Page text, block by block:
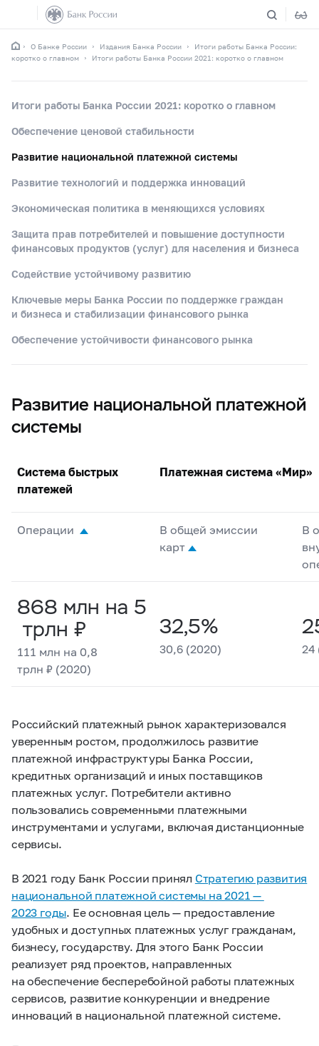
О Банке России Издания Банка России
Итоги работы Банка России:
коротко о главном
Итоги работы Банка России 2021: коротко о главном
Итоги работы Банка России 2021: коротко о главном
Обеспечение ценовой стабильности
Развитие национальной платежной системы
Развитие технологий и поддержка инноваций
Экономическая политика в меняющихся условиях
Защита прав потребителей и повышение доступности
финансовых продуктов (услуг) для населения и бизнеса
Содействие устойчивому развитию
Ключевые меры Банка России по поддержке граждан
и бизнеса и стабилизации финансового рынка
Обеспечение устойчивости финансового рынка
Развитие национальной платежной
системы
Система быстрых
платежей
Платежная система «Мир»
Операции
В общей эмиссии
карт
В
868 млн на 5
трлн ₽
111 млн на 0,8
трлн ₽ (2020)
32,5%
30,6 (2020) 24
Российский платежный рынок характеризовался
уверенным ростом, продолжилось развитие
платежной инфраструктуры Банка России,
кредитных организаций и иных поставщиков
платежных услуг. Потребители активно
пользовались современными платежными
инструментами и услугами, включая дистанционные
сервисы.
В 2021 году Банк России принял Стратегию развития
национальной платежной системы на 2021 —
2023 годы. Ее основная цель — предоставление
удобных и доступных платежных услуг гражданам,
бизнесу, государству. Для этого Банк России
реализует ряд проектов, направленных
на обеспечение бесперебойной работы платежных
сервисов, развитие конкуренции и внедрение
инноваций в национальной платежной системе.